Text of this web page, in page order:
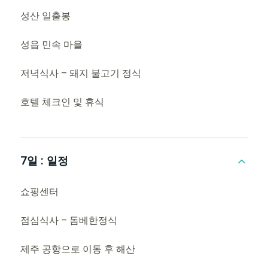
성산 일출봉
성읍 민속 마을
저녁식사 – 돼지 불고기 정식
호텔 체크인 및 휴식
7일 : 일정
쇼핑센터
점심식사 – 돔베한정식
제주 공항으로 이동 후 해산